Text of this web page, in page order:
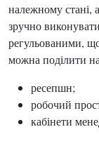
належному стані,
зручно
регульованими,
можна поділити
ресепшн;
робочий
кабінети